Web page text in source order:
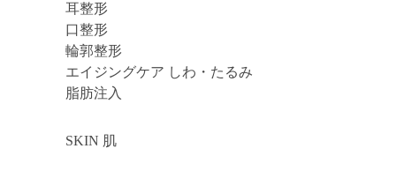
耳整形
口整形
輪郭整形
エイジングケア しわ・たるみ
脂肪注入
SKIN 肌